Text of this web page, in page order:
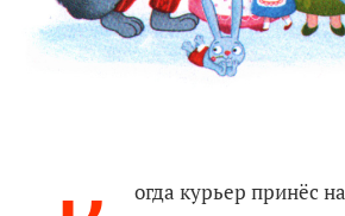
огда курьер принёс